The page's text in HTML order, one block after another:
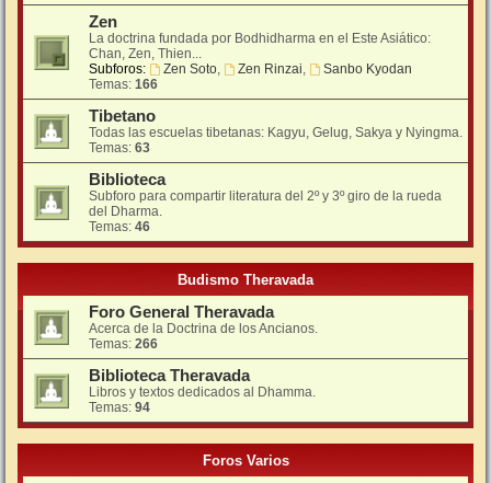
Zen
La doctrina fundada por Bodhidharma en el Este Asiático:
Chan, Zen, Thien...
Subforos:
Zen Soto, Zen Rinzai,
Sanbo Kyodan
Temas: 166
Tibetano
Todas las escuelas tibetanas: Kagyu, Gelug, Sakya y Nyingma.
Temas: 63
Biblioteca
Subforo para compartir literatura del 2º y 3º giro de la rueda
del Dharma.
Temas: 46
Budismo Theravada
Foro General Theravada
Acerca de la Doctrina de los Ancianos.
Temas: 266
Biblioteca Theravada
Libros y textos dedicados al Dhamma.
Temas: 94
Foros Varios